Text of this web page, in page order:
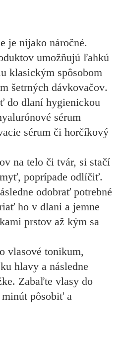
je nijako náročné.
umožňujú ľahkú
klasickým spôsobom
šetrných dávkovačov.
do dlaní hygienickou
sérum
sérum či horčíkový
na telo či tvár, si stačí
poprípade odlíčiť.
odobrať potrebné
ho v dlani a jemne
prstov až kým sa
vlasové tonikum,
hlavy a následne
Zabaľte vlasy do
minút pôsobiť a